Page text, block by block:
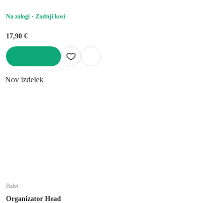
Na zalogi Zadnji kosi
17,90 €
Nov izdelek
Balvi
Organizator Head